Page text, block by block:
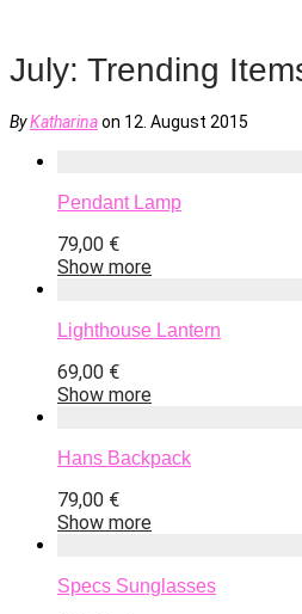
July: Trending
ByKatharinaon 12. August 2015
Pendant Lamp
79,00 €
Show more
Lighthouse Lantern
69,00 €
Show more
Hans Backpack
79,00 €
Show more
Specs Sunglasses